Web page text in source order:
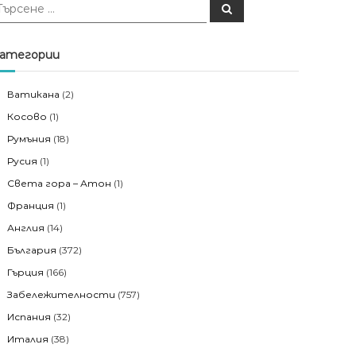
Т
ъ
е
Ватикана (2)
Косово (1)
Румъния (18)
Русия (1)
Света гора – Атон (1)
Франция (1)
Англия (14)
България (372)
Гърция (166)
Забележителности (757)
Испания (32)
Италия (38)